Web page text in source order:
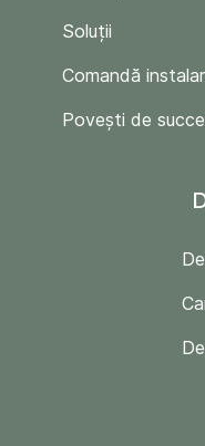
Soluții
Comandă
Povești de